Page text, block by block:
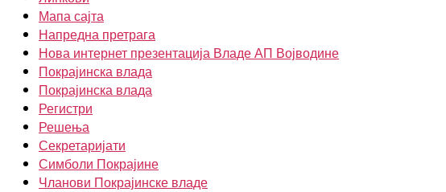
Мапа сајта
Напредна претрага
Нова интернет презентација Владе АП Војводине
Покрајинска влада
Покрајинска влада
Регистри
Решења
Секретаријати
Симболи Покрајине
Чланови Покрајинске владе